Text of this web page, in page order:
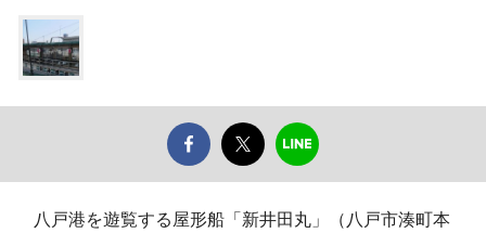
八戸港を遊覧する屋形船「新井田丸」（八戸市湊町本